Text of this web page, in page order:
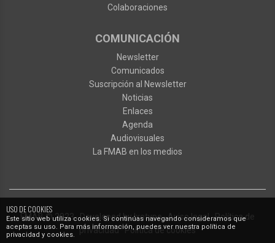
USO DE COOKIES
Este sitio web utiliza cookies. Si continúas navegando consideramos que
aceptas su uso. Para más información, puedes ver nuestra política de
privacidad y cookies.
Colaboraciones
COMUNICACIÓN
Newsletter
Comunicados
Suscripción al Newsletter
Noticias
Enlaces
Agenda
Audiovisuales
La FMAB en los medios
FMAB© 2023·Developed byIxotype·Aviso legal·Política de
privacidad·Política de cookies